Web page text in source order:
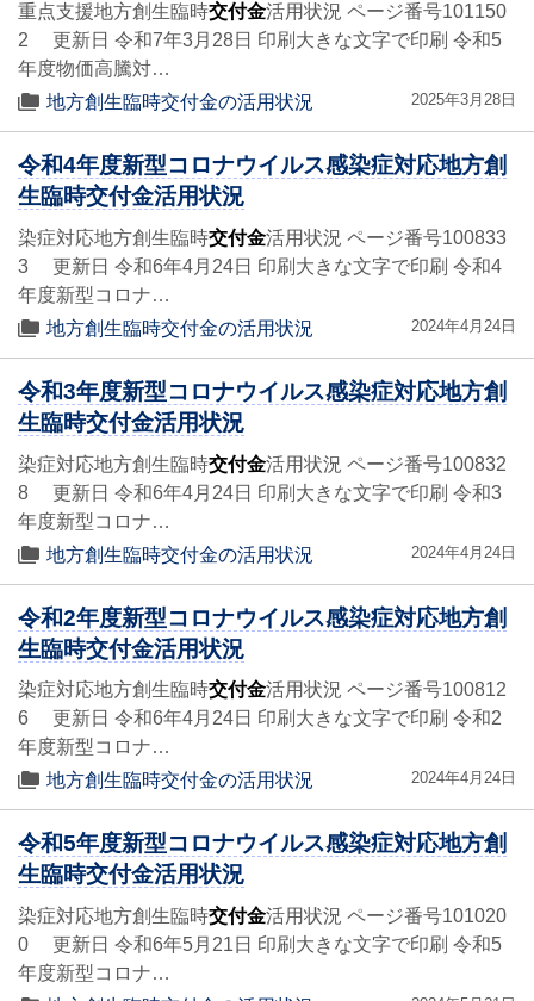
重点支援地方創生臨時交付金活用状況 ページ番号101150
2 更新日 令和7年3月28日 印刷大きな文字で印刷 令和5
年度物価高騰対…
地方創生臨時交付金の活用状況
2025年3月28日
令和4年度新型コロナウイルス感染症対応地方創
生臨時交付金活用状況
染症対応地方創生臨時交付金活用状況 ページ番号100833
3 更新日 令和6年4月24日 印刷大きな文字で印刷 令和4
年度新型コロナ…
地方創生臨時交付金の活用状況
2024年4月24日
令和3年度新型コロナウイルス感染症対応地方創
生臨時交付金活用状況
染症対応地方創生臨時交付金活用状況 ページ番号100832
8 更新日 令和6年4月24日 印刷大きな文字で印刷 令和3
年度新型コロナ…
地方創生臨時交付金の活用状況
2024年4月24日
令和2年度新型コロナウイルス感染症対応地方創
生臨時交付金活用状況
染症対応地方創生臨時交付金活用状況 ページ番号100812
6 更新日 令和6年4月24日 印刷大きな文字で印刷 令和2
年度新型コロナ…
地方創生臨時交付金の活用状況
2024年4月24日
令和5年度新型コロナウイルス感染症対応地方創
生臨時交付金活用状況
染症対応地方創生臨時交付金活用状況 ページ番号101020
0 更新日 令和6年5月21日 印刷大きな文字で印刷 令和5
年度新型コロナ…